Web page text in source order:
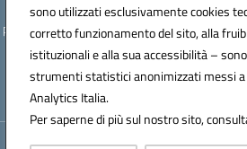
sono utilizzati esclusivamente cookies
corretto funzionamento del sito, alla
istituzionali e alla sua accessibilità –
strumenti statistici anonimizzati messi a
Analytics Italia.
Per saperne di più sul nostro sito,
peic81700n@pec.istruzione.it